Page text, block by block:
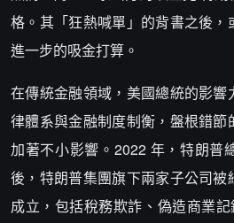
格。其「狂熱喊單」的背書之後
進一步的吸金打算。
在傳統金融領域，美國總統的影
律體系與金融制度制衡，盤根錯
加著不小影響。2022 年，特朗普
後，特朗普集團旗下兩家子公司
成立，包括稅務欺詐、偽造商業